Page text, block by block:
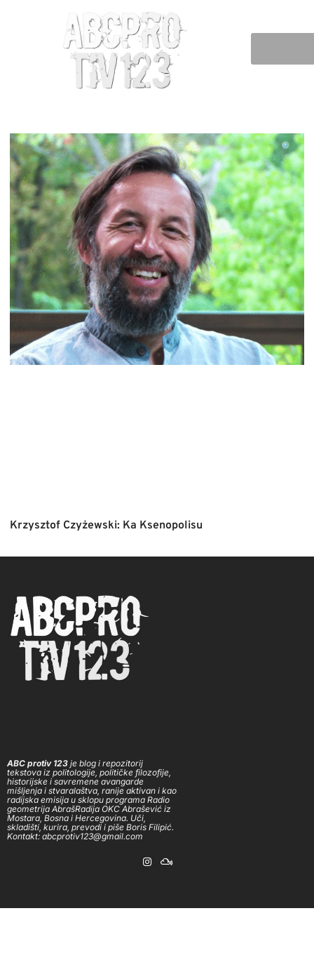
Krzysztof Czyżewski: Ka Ksenopolisu
ABC protiv 123 je blog i repozitorij
tekstova iz politologije, političke filozofije,
historijske i savremene avangarde
mišljenja i stvaralaštva, ranije aktivan i kao
radijska emisija u sklopu programa Radio
geometrija AbrašRadija OKC Abrašević iz
Mostara, Bosna i Hercegovina. Uči,
skladišti, kurira, prevodi i piše Boris Filipić.
Kontakt: abcprotiv123@gmail.com